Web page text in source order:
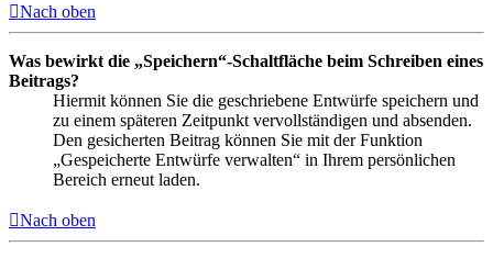
Nach oben
Was bewirkt die „Speichern“-Schaltfläche beim Schreiben eines
Beitrags?
Hiermit können Sie die geschriebene Entwürfe speichern und
zu einem späteren Zeitpunkt vervollständigen und absenden.
Den gesicherten Beitrag können Sie mit der Funktion
„Gespeicherte Entwürfe verwalten“ in Ihrem persönlichen
Bereich erneut laden.
Nach oben